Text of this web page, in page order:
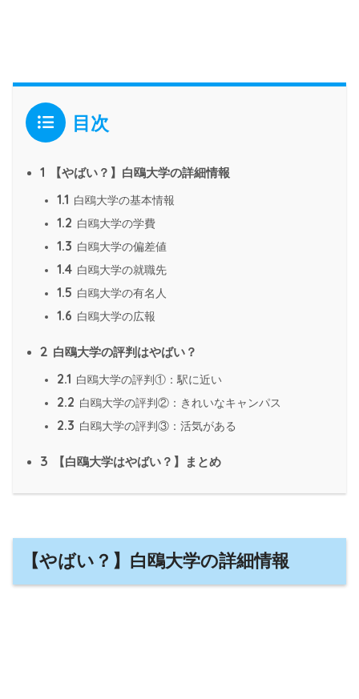
目次
1 【やばい？】白鴎大学の詳細情報
1.1 白鴎大学の基本情報
1.2 白鴎大学の学費
1.3 白鴎大学の偏差値
1.4 白鴎大学の就職先
1.5 白鴎大学の有名人
1.6 白鴎大学の広報
2 白鴎大学の評判はやばい？
2.1 白鴎大学の評判①：駅に近い
2.2 白鴎大学の評判②：きれいなキャンパス
2.3 白鴎大学の評判③：活気がある
3 【白鴎大学はやばい？】まとめ
【やばい？】白鴎大学の詳細情報